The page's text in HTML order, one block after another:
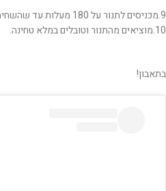
9.מכניסים לתנור על 180 מעלות עד שהשחימו יפה.
10.מוציאים מהתנור וטובלים במלא טחינה.
בתאבון!